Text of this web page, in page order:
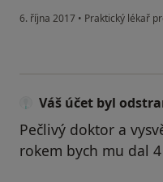
6. října 2017 • Praktický lékař
Váš účet byl
Pečlivý doktor a
rokem bych mu dal